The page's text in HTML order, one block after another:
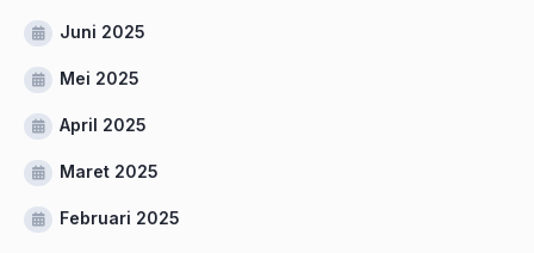
Juni 2025
Mei 2025
April 2025
Maret 2025
Februari 2025